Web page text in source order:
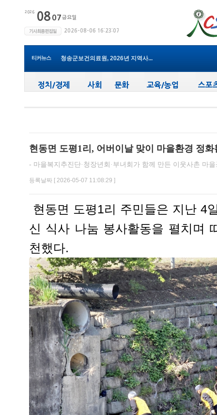
티커뉴스
윤경희 청송군수, 휴가 반납하고 ...
(사)한국여성농업인 청송군연합회...
청송군보건의료원, 2026년 지역사...
청송군보건의료원, 찾아가는 아토...
청송군, 객주 파크골프장 및 청송...
현동면 도평1리, 어버이날 맞이 마을환경 정화
- 마을복지추진단·청장년회·부녀회가 함께 만든 이웃사촌 마
등록날짜 [ 2026-05-07 11:08:29 ]
현동면 도평1리 주민들은 지난 4
신 식사 나눔 봉사활동을 펼치며
천했다.